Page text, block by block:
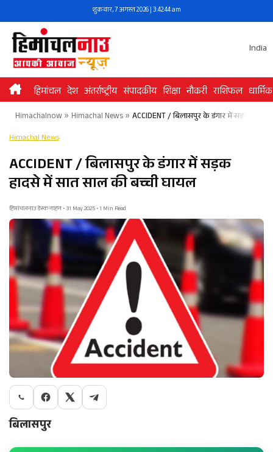
to
content
शुक्रवार, 7 अगस्त 2026 | 3:42:44 am
India
हिमांचल देश अंतर्राष्ट्रीय संपादकीय शिक्षा नौकरी राशिफल धार्मिक
Himachalnow» Himachal News» ACCIDENT / बिलासपुर के डंगार में सड़क हादसे
Himachal News
ACCIDENT / बिलासपुर के डंगार में सड़क
हादसे में सात साल की बच्ची घायल
हिमांचलनाउ डेस्क नाहन • 31 May 2025 • 1 Min Read
बिलासपुर